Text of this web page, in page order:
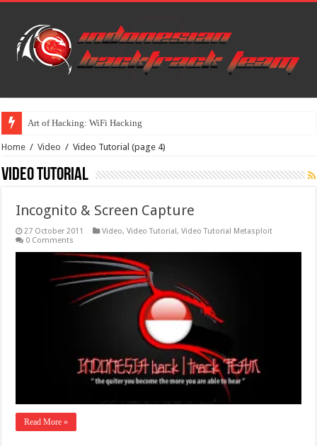
Art of Hacking: WiFi Hacking
Home / Video / Video Tutorial (page 4)
Video Tutorial
Incognito & Screen Capture
27 October 2011 Video,Video Tutorial,Video Tutorial Metasploit
0 Comments
Read More »